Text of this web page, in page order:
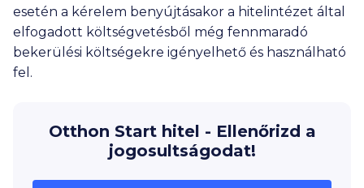
esetén a kérelem benyújtásakor a hitelintézet által
elfogadott költségvetésből még fennmaradó
bekerülési költségekre igényelhető és használható
fel.
Otthon Start hitel - Ellenőrizd a
jogosultságodat!